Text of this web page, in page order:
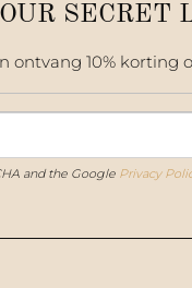
SECRET
ontvang 10% korting
and the Google Privacy